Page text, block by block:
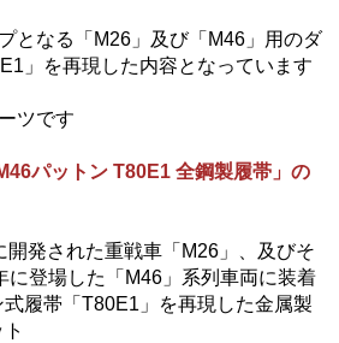
となる「M26」及び「M46」用のダ
」を再現した内容となっています
ツです
パットン T80E1 全鋼製履帯」の
開発された重戦車「M26」、及びそ
に登場した「M46」系列車両に装着
履帯「T80E1」を再現した金属製